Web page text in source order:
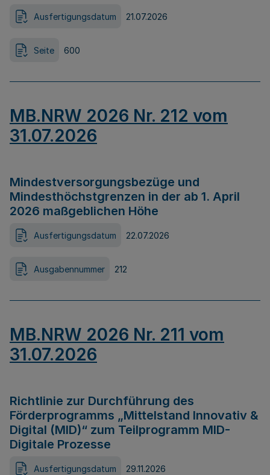
Ausfertigungsdatum 21.07.2026
Seite 600
MB.NRW 2026 Nr. 212 vom
31.07.2026
Mindestversorgungsbezüge und
Mindesthöchstgrenzen in der ab 1. April
2026 maßgeblichen Höhe
Ausfertigungsdatum 22.07.2026
Ausgabennummer 212
MB.NRW 2026 Nr. 211 vom
31.07.2026
Richtlinie zur Durchführung des
Förderprogramms „Mittelstand Innovativ &
Digital (MID)“ zum Teilprogramm MID-
Digitale Prozesse
Ausfertigungsdatum 29.11.2026